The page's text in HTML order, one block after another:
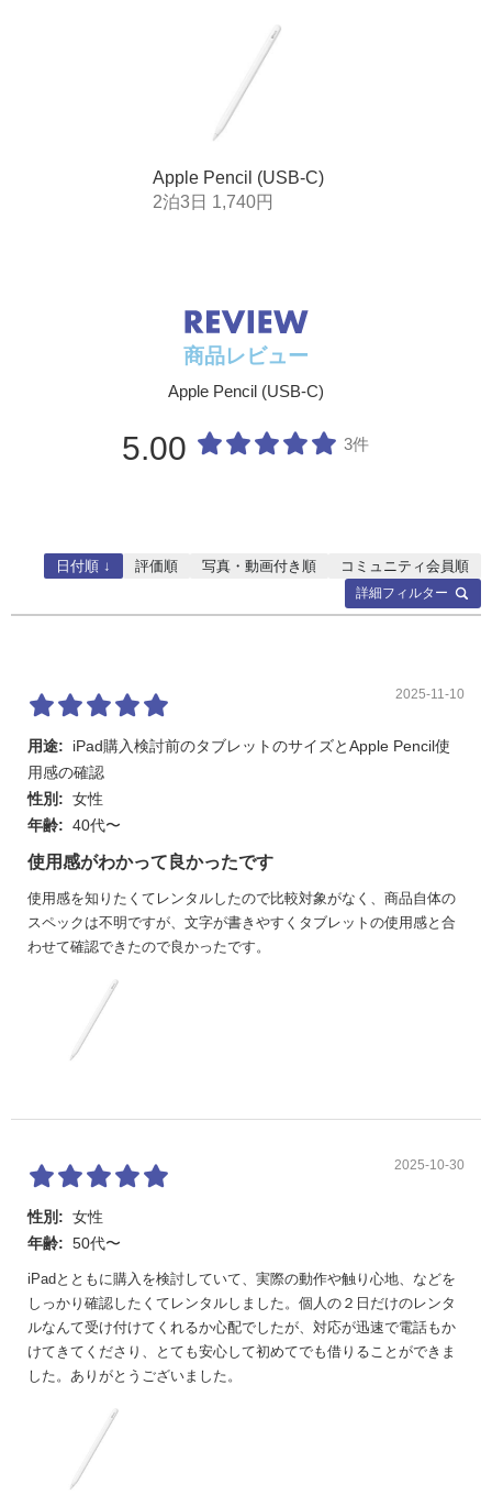
Apple Pencil (USB-C)
2泊3日 1,740円
商品レビュー
Apple Pencil (USB-C)
5.00 3件
詳細フィルター
日付順 ↓ 評価順 写真・動画付き順 コミュニティ会員順
2025-11-10
用途:
iPad購入検討前のタブレットのサイズとApple Pencil使
用感の確認
性別: 女性
年齢: 40代〜
使用感がわかって良かったです
使用感を知りたくてレンタルしたので比較対象がなく、商品自体の
スペックは不明ですが、文字が書きやすくタブレットの使用感と合
わせて確認できたので良かったです。
2025-10-30
性別: 女性
年齢: 50代〜
iPadとともに購入を検討していて、実際の動作や触り心地、などを
しっかり確認したくてレンタルしました。個人の２日だけのレンタ
ルなんて受け付けてくれるか心配でしたが、対応が迅速で電話もか
けてきてくださり、とても安心して初めてでも借りることができま
した。ありがとうございました。